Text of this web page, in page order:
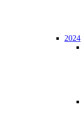
2024